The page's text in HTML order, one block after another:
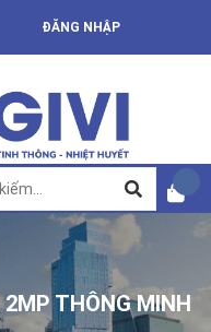
ĐĂNG NHẬP
2MP THÔNG MINH